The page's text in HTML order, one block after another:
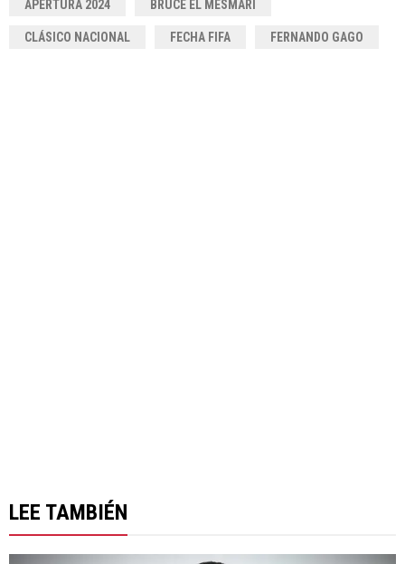
APERTURA 2024 BRUCE EL MESMARI
CLÁSICO NACIONAL FECHA FIFA FERNANDO GAGO
LEE TAMBIÉN